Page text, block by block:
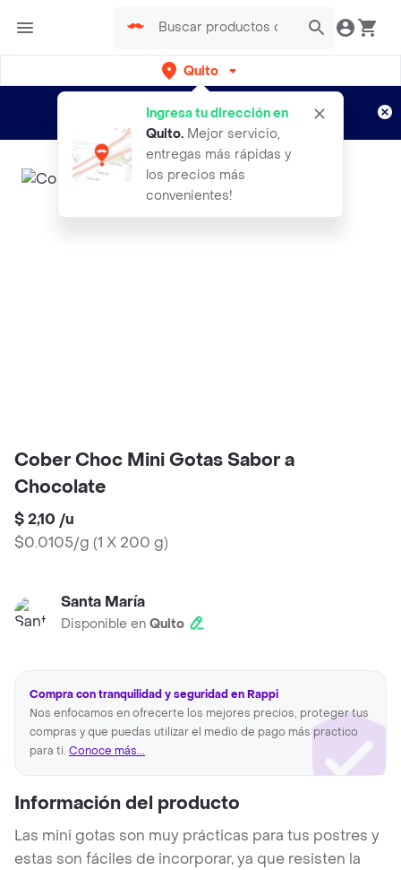
Quito
Ingresa tu dirección en
Quito. Mejor servicio,
entregas más rápidas y
los precios más
convenientes!
envíos gratis por semanas
Aplican TyC
Cober Choc Mini Gotas Sabor a
Chocolate
$ 2,10 /u
$0.0105/g (1 X 200 g)
Santa María
Disponible en Quito
Compra con tranquilidad y seguridad en Rappi
Nos enfocamos en ofrecerte los mejores precios, proteger tus
compras y que puedas utilizar el medio de pago más practico
para ti. Conoce más...
Información del producto
Las mini gotas son muy prácticas para tus postres y
estas son fáciles de incorporar, ya que resisten la